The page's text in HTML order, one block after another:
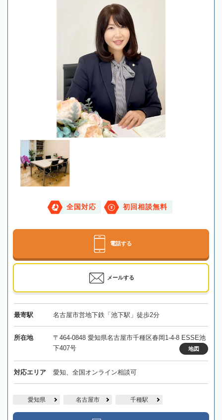
全国対応 初回相談無料
電話する
メールする
最寄駅 名古屋市営地下鉄「池下駅」徒歩2分
所在地
〒464-0848 愛知県名古屋市千種区春岡1-4-8 ESSE池
下407号
地図
対応エリア 愛知、全国オンライン相談可
愛知県 名古屋市 千種駅